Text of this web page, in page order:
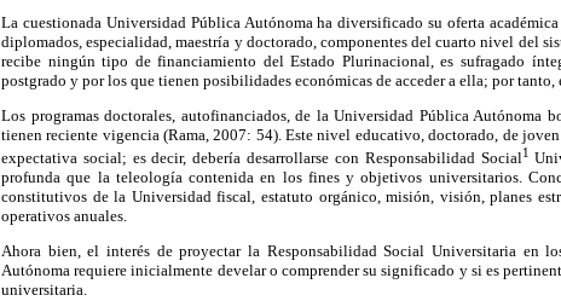
La cuestionada Universidad Pública Autónoma ha diversificado su oferta
diplomados, especialidad, maestría y doctorado, componentes del cuarto nivel del
recibe ningún tipo de financiamiento del Estado Plurinacional, es sufragado
postgrado y por los que tienen posibilidades económicas de acceder a ella; por tanto,
Los programas doctorales, autofinanciados, de la Universidad Pública Autónoma
tienen reciente vigencia (Rama, 2007: 54). Este nivel educativo, doctorado, de
expectativa social; es decir, debería desarrollarse con Responsabilidad Social1
profunda que la teleología contenida en los fines y objetivos universitarios.
constitutivos de la Universidad fiscal, estatuto orgánico, misión, visión, planes
operativos anuales.
Ahora bien, el interés de proyectar la Responsabilidad Social Universitaria en
Autónoma requiere inicialmente develar o comprender su significado y si es
universitaria.